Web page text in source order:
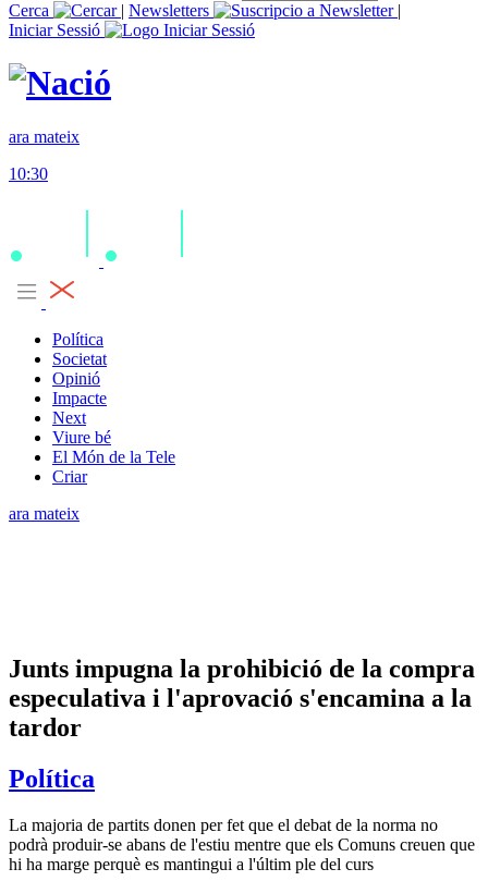
Cerca
| Newsletters
|
Iniciar Sessió
ara mateix
10:30
Política
Societat
Opinió
Impacte
Next
Viure bé
El Món de la Tele
Criar
ara mateix
Junts impugna la prohibició de la compra
especulativa i l'aprovació s'encamina a la
tardor
Política
La majoria de partits donen per fet que el debat de la norma no
podrà produir-se abans de l'estiu mentre que els Comuns creuen que
hi ha marge perquè es mantingui a l'últim ple del curs